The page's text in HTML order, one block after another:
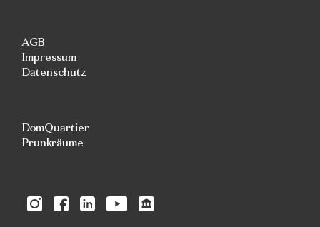
AGB
Impressum
Datenschutz
DomQuartier
Prunkräume